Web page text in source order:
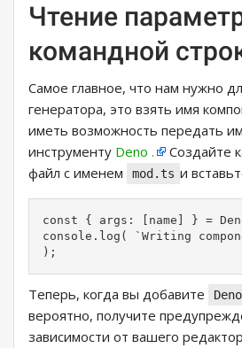
Чтение
командной
Самое главное, что нам нужно
генератора, это взять имя
иметь возможность передать
инструменту Deno .
Создайте
файл с именем
mod.ts и
const { args: [name] } =
console.log( `Writing
);
Теперь, когда вы добавите Deno
вероятно, получите
зависимости от вашего